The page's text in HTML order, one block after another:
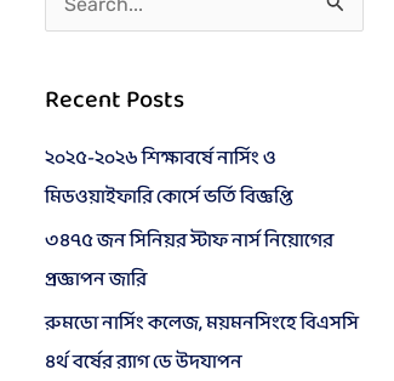
a
c
h
f
o
r
:
Recent Posts
২০২৫-২০২৬ শিক্ষাবর্ষে নার্সিং ও
মিডওয়াইফারি কোর্সে ভর্তি বিজ্ঞপ্তি
৩৪৭৫ জন সিনিয়র স্টাফ নার্স নিয়োগের
প্রজ্ঞাপন জারি
রুমডো নার্সিং কলেজ, ময়মনসিংহে বিএসসি
৪র্থ বর্ষের র‍্যাগ ডে উদযাপন